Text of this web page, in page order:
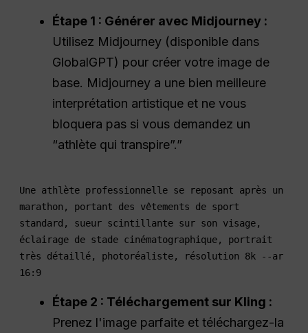
Étape 1 : Générer avec Midjourney :
Utilisez Midjourney (disponible dans
GlobalGPT) pour créer votre image de
base. Midjourney a une bien meilleure
interprétation artistique et ne vous
bloquera pas si vous demandez un
“athlète qui transpire”.”
Une athlète professionnelle se reposant après un
marathon, portant des vêtements de sport
standard, sueur scintillante sur son visage,
éclairage de stade cinématographique, portrait
très détaillé, photoréaliste, résolution 8k --ar
16:9
Étape 2 : Téléchargement sur Kling :
Prenez l'image parfaite et téléchargez-la